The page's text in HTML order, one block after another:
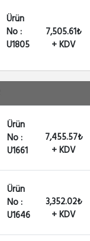
Ürün
No :
U1805
7,505.61₺
+ KDV
Ürün
No :
U1661
7,455.57₺
+ KDV
Ürün
No :
U1646
3,352.02₺
+ KDV